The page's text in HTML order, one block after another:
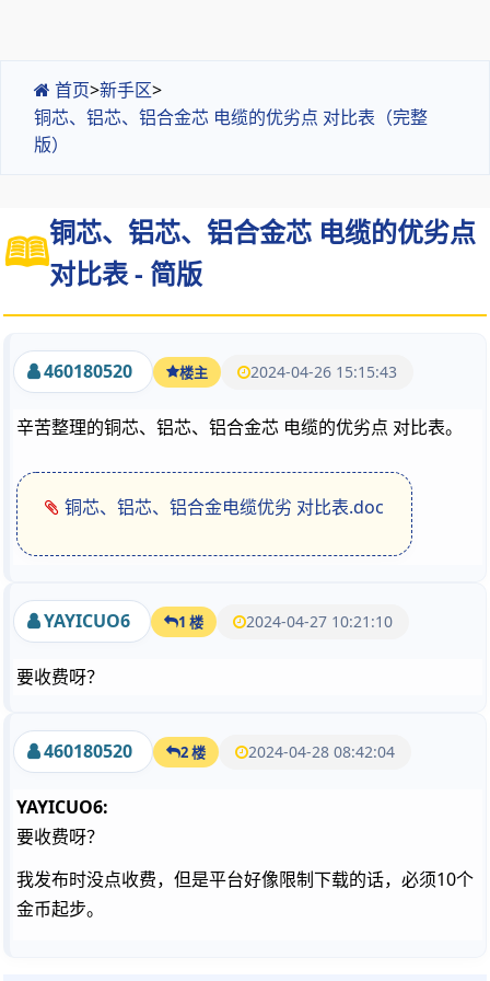
首页>新手区>
铜芯、铝芯、铝合金芯 电缆的优劣点 对比表（完整
版）
铜芯、铝芯、铝合金芯 电缆的优劣点
对比表 - 简版
460180520 楼主 2024-04-26 15:15:43
辛苦整理的铜芯、铝芯、铝合金芯 电缆的优劣点 对比表。
铜芯、铝芯、铝合金电缆优劣 对比表.doc
YAYICUO6 1 楼 2024-04-27 10:21:10
要收费呀？
460180520 2 楼 2024-04-28 08:42:04
YAYICUO6:
要收费呀？
我发布时没点收费，但是平台好像限制下载的话，必须10个
金币起步。